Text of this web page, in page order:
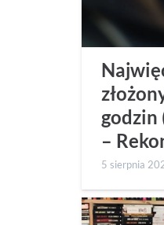
godzin
–
5 sierpnia